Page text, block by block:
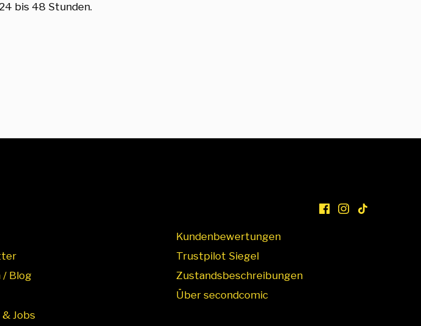
bis 48 Stunden.
/ Blog
Jobs
Kundenbewertungen
Trustpilot Siegel
Zustandsbeschreibungen
Über secondcomic